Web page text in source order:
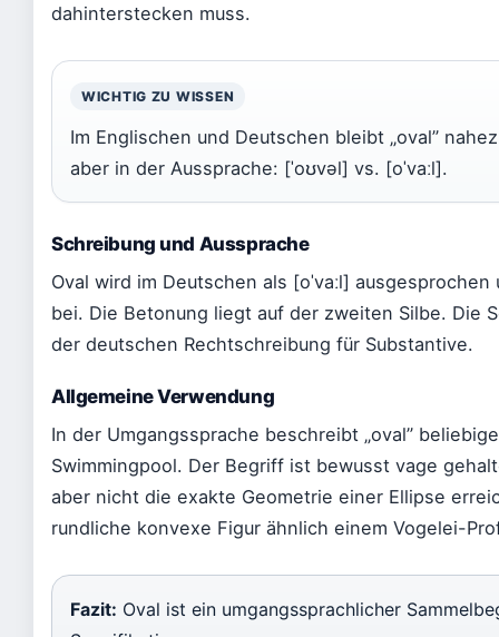
dahinterstecken muss.
WICHTIG ZU WISSEN
Im Englischen und Deutschen bleibt „oval”
aber in der Aussprache: [ˈoʊvəl] vs. [oˈvaːl].
Schreibung und Aussprache
Oval wird im Deutschen als [oˈvaːl]
bei. Die Betonung liegt auf der zweiten Silbe. Die
der deutschen Rechtschreibung für Substantive.
Allgemeine Verwendung
In der Umgangssprache beschreibt „oval”
Swimmingpool. Der Begriff ist bewusst vage
aber nicht die exakte Geometrie einer Ellipse
rundliche konvexe Figur ähnlich einem Vogelei-
Fazit: Oval ist ein umgangssprachlicher